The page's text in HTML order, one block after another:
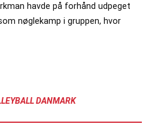
havde på forhånd udpeget
nøglekamp i gruppen, hvor
DANMARK